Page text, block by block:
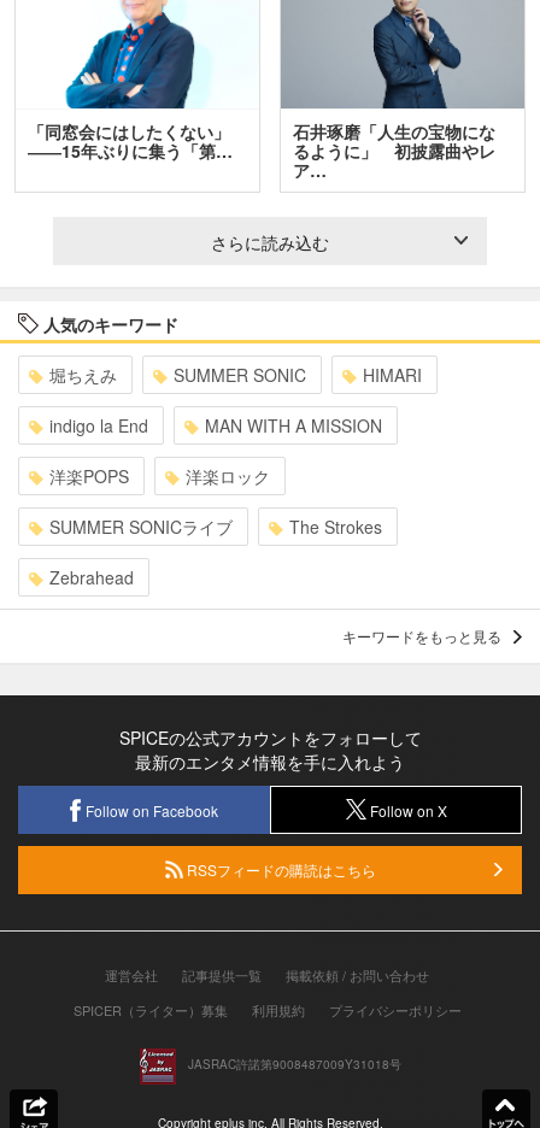
「同窓会にはしたくない」
――15年ぶりに集う「第…
石井琢磨「人生の宝物にな
るように」 初披露曲やレ
ア…
さらに読み込む
人気のキーワード
堀ちえみ SUMMER SONIC HIMARI
indigo la End MAN WITH A MISSION
洋楽POPS 洋楽ロック
SUMMER SONICライブ The Strokes
Zebrahead
キーワードをもっと見る
SPICEの公式アカウントをフォローして
最新のエンタメ情報を手に入れよう
Follow on Facebook Follow on X
RSSフィードの購読はこちら
運営会社 記事提供一覧
掲載依頼 / お問い合わせ
SPICER（ライター）募集
利用規約 プライバシーポリシー
JASRAC許諾第9008487009Y31018号
Copyright eplus inc. All Rights Reserved.